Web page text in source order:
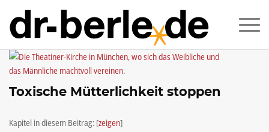
Toxische Mütterlichkeit stoppen
Kapitel in diesem Beitrag: [zeigen]